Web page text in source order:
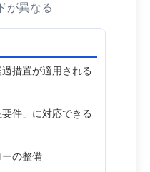
が異なる
措置が適用される
件」に対応できる
の整備